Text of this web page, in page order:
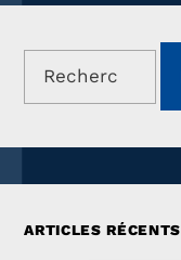
Rechercher :
ARTICLES RÉCENTS